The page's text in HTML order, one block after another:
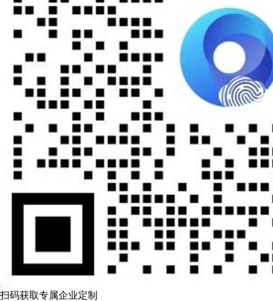
扫码获取专属企业定制